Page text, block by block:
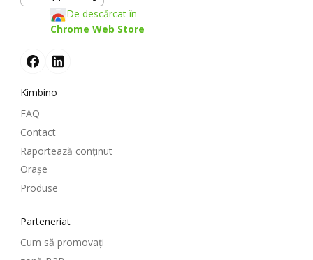
De descărcat în
Chrome Web Store
Kimbino
FAQ
Contact
Raportează conținut
Oraşe
Produse
Parteneriat
Cum să promovați